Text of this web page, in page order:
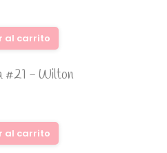
al carrito
#21 - Wilton
al carrito